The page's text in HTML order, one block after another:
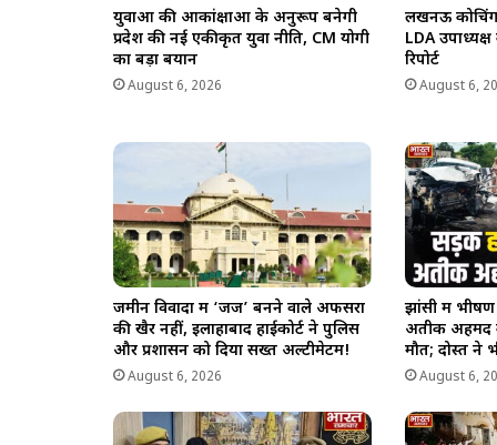
युवाओं की आकांक्षाओं के अनुरूप बनेगी
प्रदेश की नई एकीकृत युवा नीति, CM योगी
का बड़ा बयान
August 6, 2026
लखनऊ कोचिंग
LDA
रिपोर्ट
August 6,
जमीन विवादों में ‘जज’ बनने वाले अफसरों
की खैर नहीं, इलाहाबाद हाईकोर्ट ने पुलिस
और प्रशासन को दिया सख्त अल्टीमेटम!
August 6, 2026
झांसी में
अतीक अहमद
मौत; दोस्त ने
August 6,